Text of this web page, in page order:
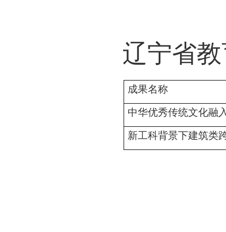
辽宁省
成果名称
中华优秀传统文化融
新工科背景下建筑类